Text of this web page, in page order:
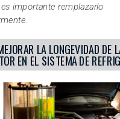
importante remplazarlo
LA LONGEVIDAD DE
EN EL SISTEMA DE